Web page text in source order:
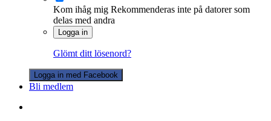
Kom ihåg mig Rekommenderas inte på datorer som
delas med andra
Logga in
Glömt ditt lösenord?
Logga in med Facebook
Bli medlem